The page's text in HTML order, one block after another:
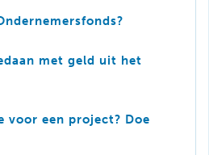
met geld uit het
voor een project? Doe